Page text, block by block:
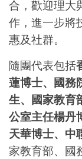
合，歡迎理大
作，進一步將
惠及社群。
隨團代表包括
蓮博士、國務
生、國家教育
公室主任楊丹
天華博士、中
家教育部、國